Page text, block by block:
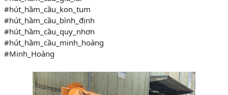
#hút_hầm_cầu_kon_tum
#hút_hầm_cầu_bình_định
#hút_hầm_cầu_quy_nhơn
#hút_hầm_cầu_minh_hoàng
#Minh_Hoàng